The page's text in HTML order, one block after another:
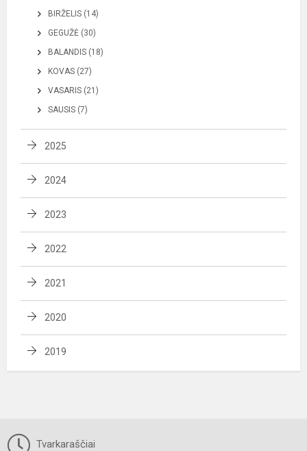
BIRŽELIS (14)
GEGUŽĖ (30)
BALANDIS (18)
KOVAS (27)
VASARIS (21)
SAUSIS (7)
2025
2024
2023
2022
2021
2020
2019
Tvarkaraščiai